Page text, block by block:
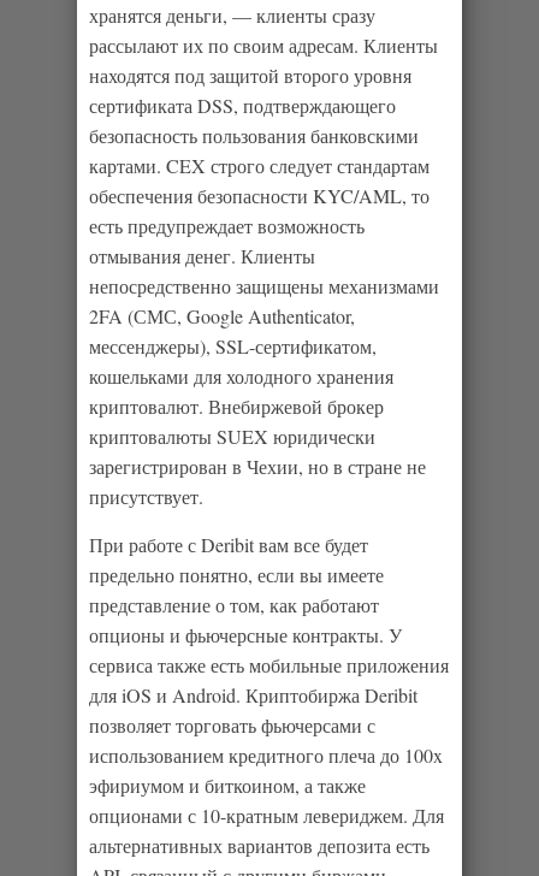
хранятся деньги, — клиенты сразу
рассылают их по своим адресам. Клиенты
находятся под защитой второго уровня
сертификата DSS, подтверждающего
безопасность пользования банковскими
картами. CEX строго следует стандартам
обеспечения безопасности KYC/AML, то
есть предупреждает возможность
отмывания денег. Клиенты
непосредственно защищены механизмами
2FA (СМС, Google Authenticator,
мессенджеры), SSL-сертификатом,
кошельками для холодного хранения
криптовалют. Внебиржевой брокер
криптовалюты SUEX юридически
зарегистрирован в Чехии, но в стране не
присутствует.
При работе с Deribit вам все будет
предельно понятно, если вы имеете
представление о том, как работают
опционы и фьючерсные контракты. У
сервиса также есть мобильные приложения
для iOS и Android. Криптобиржа Deribit
позволяет торговать фьючерсами с
использованием кредитного плеча до 100x
эфириумом и биткоином, а также
опционами с 10-кратным левериджем. Для
альтернативных вариантов депозита есть